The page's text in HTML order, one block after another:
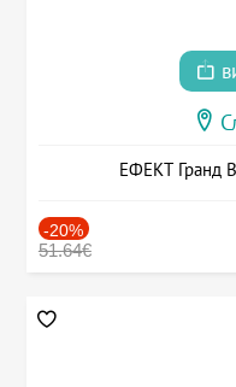
ЕФЕКТ Гранд
-20%
51.64€